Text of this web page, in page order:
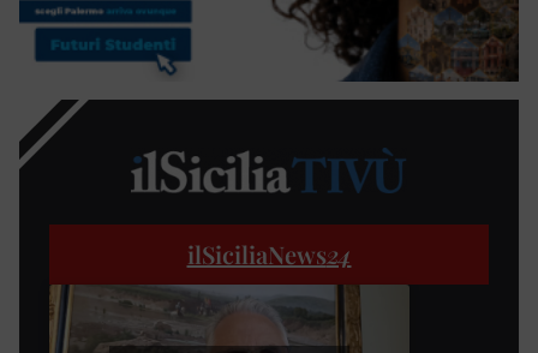
ilSiciliaNews24